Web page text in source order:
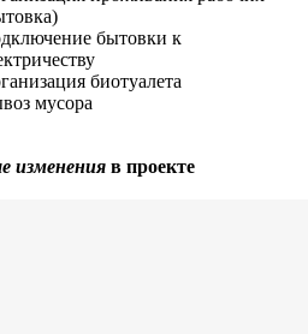
бытовки к
биотуалета
мусора
изменения в проекте